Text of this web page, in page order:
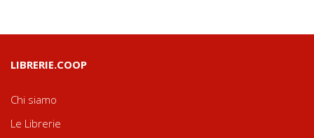
LIBRERIE.COOP
Chi siamo
Le Librerie